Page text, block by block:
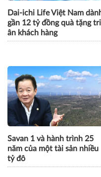
Dai-ichi Life Việt Nam
gần 12 tỷ đồng quà tặng tri
ân khách hàng
Savan 1 và hành trình 25
năm của một tài sản nhiều
tỷ đô